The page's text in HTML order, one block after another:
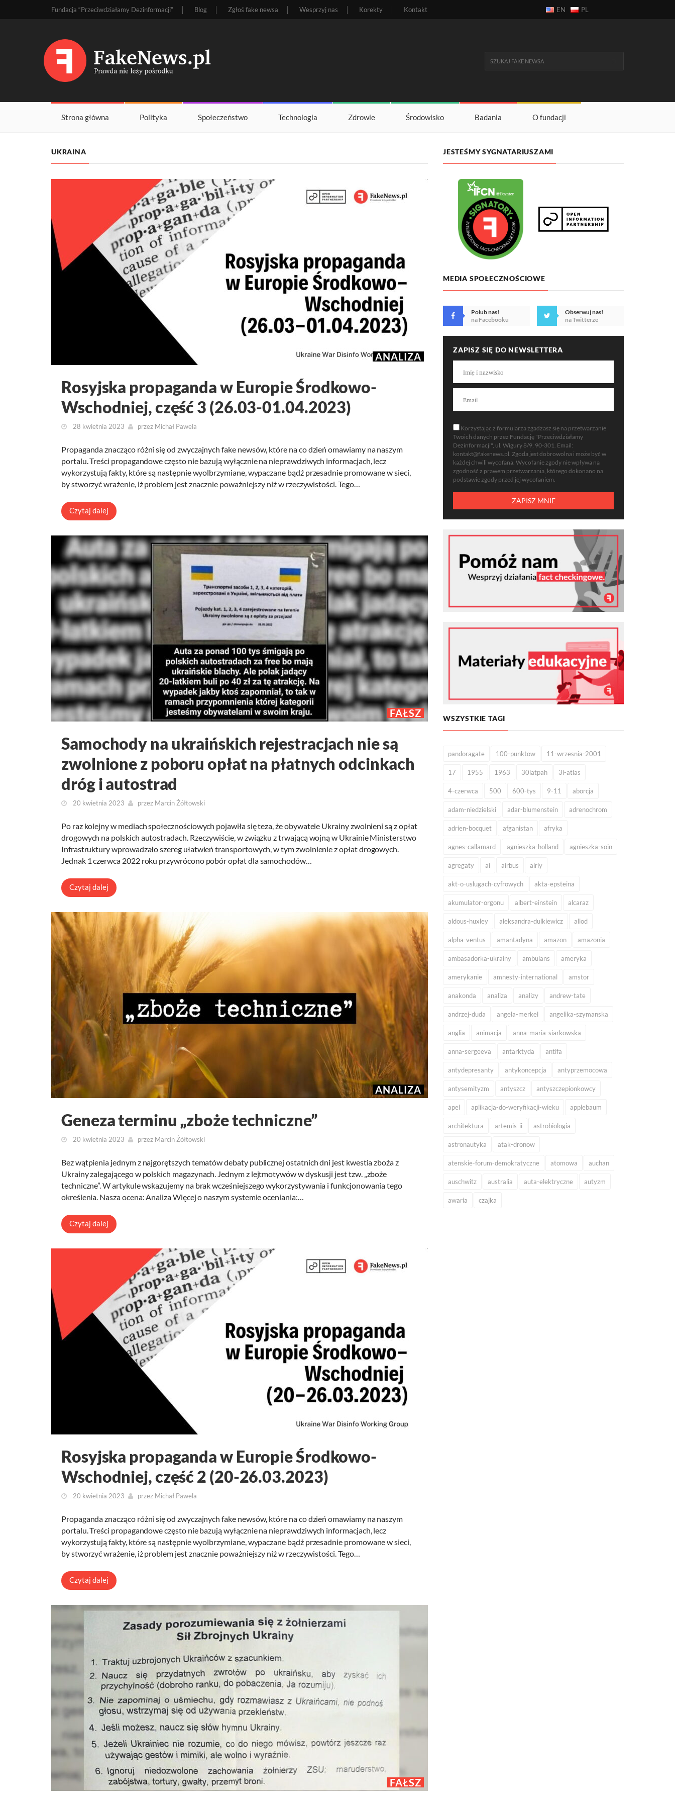
Fundacja “Przeciwdziałamy Dezinformacji” Blog Zgłoś fake newsa Wesprzyj nas Korekty Kontakt EN PL
Strona główna Polityka Społeczeństwo Technologia Zdrowie Środowisko Badania O fundacji
UKRAINA
ANALIZA
Rosyjska propaganda w Europie Środkowo-
Wschodniej, część 3 (26.03-01.04.2023)
28 kwietnia 2023 przez Michał Pawela
Propaganda znacząco różni się od zwyczajnych fake newsów, które na co dzień omawiamy na naszym
portalu. Treści propagandowe często nie bazują wyłącznie na nieprawdziwych informacjach, lecz
wykorzystują fakty, które są następnie wyolbrzymiane, wypaczane bądź przesadnie promowane w sieci,
by stworzyć wrażenie, iż problem jest znacznie poważniejszy niż w rzeczywistości. Tego…
Czytaj dalej
FAŁSZ
Samochody na ukraińskich rejestracjach nie są
zwolnione z poboru opłat na płatnych odcinkach
dróg i autostrad
20 kwietnia 2023 przez Marcin Żółtowski
Po raz kolejny w mediach społecznościowych pojawiła się teza, że obywatele Ukrainy zwolnieni są z opłat
drogowych na polskich autostradach. Rzeczywiście, w związku z trwającą wojną w Ukrainie Ministerstwo
Infrastruktury wprowadzało szereg ułatwień transportowych, w tym zwolnienie z opłat drogowych.
Jednak 1 czerwca 2022 roku przywrócono pobór opłat dla samochodów…
Czytaj dalej
ANALIZA
Geneza terminu „zboże techniczne”
20 kwietnia 2023 przez Marcin Żółtowski
Bez wątpienia jednym z najgorętszych tematów debaty publicznej ostatnich dni jest kwestia zboża z
Ukrainy zalegającego w polskich magazynach. Jednym z lejtmotywów w dyskusji jest tzw. „zboże
techniczne”. W artykule wskazujemy na brak wcześniejszego wykorzystywania i funkcjonowania tego
określenia. Nasza ocena: Analiza Więcej o naszym systemie oceniania:…
Czytaj dalej
Rosyjska propaganda w Europie Środkowo-
Wschodniej, część 2 (20-26.03.2023)
20 kwietnia 2023 przez Michał Pawela
Propaganda znacząco różni się od zwyczajnych fake newsów, które na co dzień omawiamy na naszym
portalu. Treści propagandowe często nie bazują wyłącznie na nieprawdziwych informacjach, lecz
wykorzystują fakty, które są następnie wyolbrzymiane, wypaczane bądź przesadnie promowane w sieci,
by stworzyć wrażenie, iż problem jest znacznie poważniejszy niż w rzeczywistości. Tego…
Czytaj dalej
FAŁSZ
JESTEŚMY SYGNATARIUSZAMI
MEDIA SPOŁECZNOŚCIOWE
Polub nas!
na Facebooku
Obserwuj nas!
na Twitterze
ZAPISZ SIĘ DO NEWSLETTERA
Korzystając z formularza zgadzasz się na przetwarzanie
Twoich danych przez Fundację "Przeciwdziałamy
Dezinformacji", ul. Wigury 8/9, 90-301. Email:
kontakt@fakenews.pl. Zgoda jest dobrowolna i może być w
każdej chwili wycofana. Wycofanie zgody nie wpływa na
zgodność z prawem przetwarzania, którego dokonano na
podstawie zgody przed jej wycofaniem.
WSZYSTKIE TAGI
pandoragate 100-punktow 11-wrzesnia-2001
17 1955 1963 30latpah 3i-atlas
4-czerwca 500 600-tys 9-11 aborcja
adam-niedzielski adar-blumenstein adrenochrom
adrien-bocquet afganistan afryka
agnes-callamard agnieszka-holland agnieszka-soin
agregaty ai airbus airly
akt-o-uslugach-cyfrowych akta-epsteina
akumulator-orgonu albert-einstein alcaraz
aldous-huxley aleksandra-dulkiewicz allod
alpha-ventus amantadyna amazon amazonia
ambasadorka-ukrainy ambulans ameryka
amerykanie amnesty-international amstor
anakonda analiza analizy andrew-tate
andrzej-duda angela-merkel angelika-szymanska
anglia animacja anna-maria-siarkowska
anna-sergeeva antarktyda antifa
antydepresanty antykoncepcja antyprzemocowa
antysemityzm antyszcz antyszczepionkowcy
apel aplikacja-do-weryfikacji-wieku applebaum
architektura artemis-ii astrobiologia
astronautyka atak-dronow
atenskie-forum-demokratyczne atomowa auchan
auschwitz australia auta-elektryczne autyzm
awaria czajka